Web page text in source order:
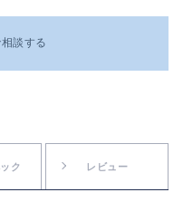
談する
ク レビュー